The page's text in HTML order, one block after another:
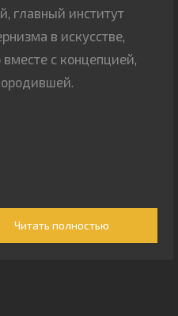
главный институт
в искусстве,
с концепцией,
Читать полностью